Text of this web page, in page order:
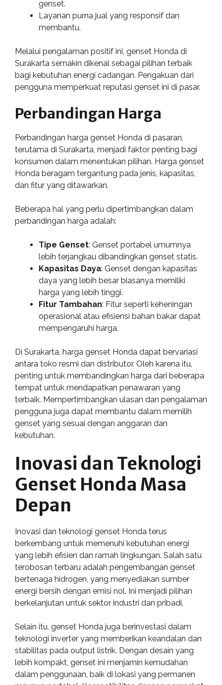
genset.
Layanan purna jual yang responsif dan
membantu.
Melalui pengalaman positif ini, genset Honda di
Surakarta semakin dikenal sebagai pilihan terbaik
bagi kebutuhan energi cadangan. Pengakuan dari
pengguna memperkuat reputasi genset ini di pasar.
Perbandingan Harga
Perbandingan harga genset Honda di pasaran,
terutama di Surakarta, menjadi faktor penting bagi
konsumen dalam menentukan pilihan. Harga genset
Honda beragam tergantung pada jenis, kapasitas,
dan fitur yang ditawarkan.
Beberapa hal yang perlu dipertimbangkan dalam
perbandingan harga adalah:
Tipe Genset: Genset portabel umumnya
lebih terjangkau dibandingkan genset statis.
Kapasitas Daya: Genset dengan kapasitas
daya yang lebih besar biasanya memiliki
harga yang lebih tinggi.
Fitur Tambahan: Fitur seperti keheningan
operasional atau efisiensi bahan bakar dapat
mempengaruhi harga.
Di Surakarta, harga genset Honda dapat bervariasi
antara toko resmi dan distributor. Oleh karena itu,
penting untuk membandingkan harga dari beberapa
tempat untuk mendapatkan penawaran yang
terbaik. Mempertimbangkan ulasan dan pengalaman
pengguna juga dapat membantu dalam memilih
genset yang sesuai dengan anggaran dan
kebutuhan.
Inovasi dan Teknologi
Genset Honda Masa
Depan
Inovasi dan teknologi genset Honda terus
berkembang untuk memenuhi kebutuhan energi
yang lebih efisien dan ramah lingkungan. Salah satu
terobosan terbaru adalah pengembangan genset
bertenaga hidrogen, yang menyediakan sumber
energi bersih dengan emisi nol. Ini menjadi pilihan
berkelanjutan untuk sektor industri dan pribadi.
Selain itu, genset Honda juga berinvestasi dalam
teknologi inverter yang memberikan keandalan dan
stabilitas pada output listrik. Dengan desain yang
lebih kompakt, genset ini menjamin kemudahan
dalam penggunaan, baik di lokasi yang permanen